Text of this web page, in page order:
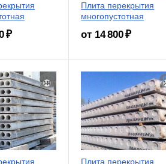
₽
Плита перекрытия
многопустотная
от 14 800 ₽
Плита перекрытия